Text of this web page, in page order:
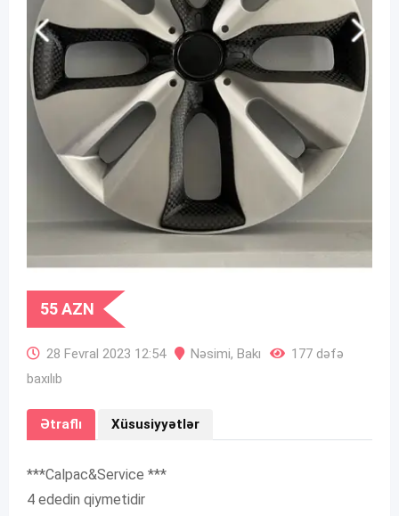
55AZN
28 Fevral 2023 12:54 Nəsimi, Bakı
177 dəfə
baxılıb
Ətraflı Xüsusiyyətlər
***Calpac&Service ***
4 ededin qiymetidir